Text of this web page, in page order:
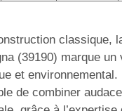
classique,
(39190) marque un
et environnemental.
de combiner